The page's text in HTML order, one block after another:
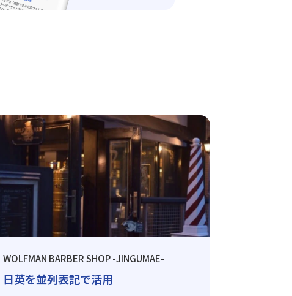
WOLFMAN BARBER SHOP -JINGUMAE-
日英を並列表記で活用